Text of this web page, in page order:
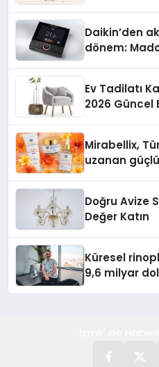
Daikin’den
dönem:
Ev Tadilatı
2026 Güncel
Mirabellix,
uzanan
Doğru Avize
Değer Katın
Küresel
9,6 milyar